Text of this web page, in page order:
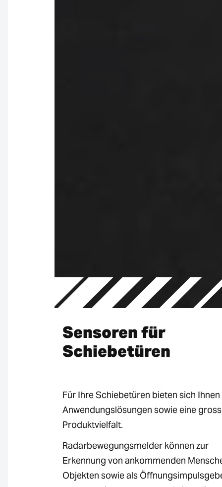
Sensoren für
Schiebetüren
Für Ihre Schiebetüren bieten sich
Anwendungslösungen sowie eine
Produktvielfalt.
Radarbewegungsmelder können zur
Erkennung von ankommenden
Objekten sowie als